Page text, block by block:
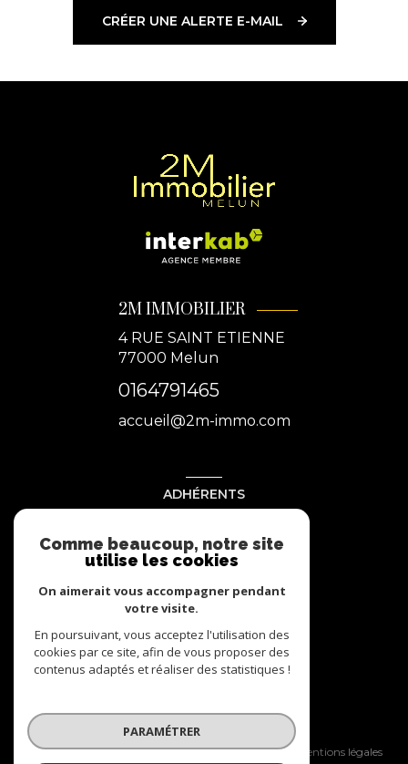
CRÉER UNE ALERTE E-MAIL
2M IMMOBILIER
4 RUE SAINT ETIENNE
77000 Melun
0164791465
accueil@2m-immo.com
ADHÉRENTS
Nous adhérons
© 2026 | Tous droits réservés
Nos honoraires
Nos partenaires
Mentions légales
Comme beaucoup, notre site
utilise les cookies
On aimerait vous accompagner pendant
votre visite.
En poursuivant, vous acceptez l'utilisation des
cookies par ce site, afin de vous proposer des
contenus adaptés et réaliser des statistiques !
PARAMÉTRER